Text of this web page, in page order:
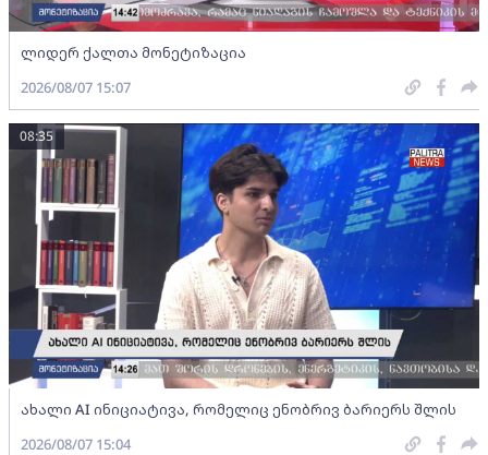
ლიდერ ქალთა მონეტიზაცია
2026/08/07 15:07
ახალი AI ინიციატივა, რომელიც ენობრივ ბარიერს შლის
08:35
2026/08/07 15:04